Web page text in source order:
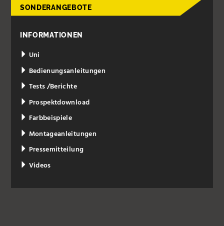
SONDERANGEBOTE
INFORMATIONEN
Uni
Bedienungsanleitungen
Tests /Berichte
Prospektdownload
Farbbeispiele
Montageanleitungen
Pressemitteilung
Videos